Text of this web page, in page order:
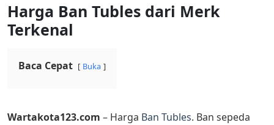
Harga Ban Tubles dari Merk
Terkenal
Baca Cepat Buka
Wartakota123.com – Harga Ban Tubles. Ban sepeda